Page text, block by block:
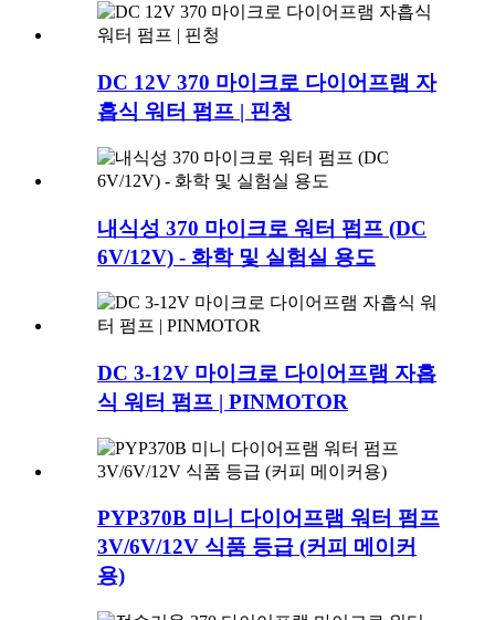
DC 12V 370 마이크로 다이어프램 자
흡식 워터 펌프 | 핀청
내식성 370 마이크로 워터 펌프 (DC
6V/12V) - 화학 및 실험실 용도
DC 3-12V 마이크로 다이어프램 자흡
식 워터 펌프 | PINMOTOR
PYP370B 미니 다이어프램 워터 펌프
3V/6V/12V 식품 등급 (커피 메이커
용)